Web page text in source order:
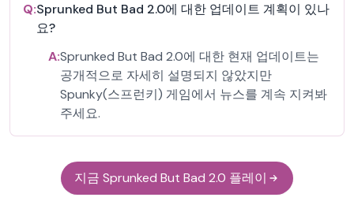
Q:Sprunked But Bad 2.0에 대한 업데이트 계획이 있나
요?
A:Sprunked But Bad 2.0에 대한 현재 업데이트는
공개적으로 자세히 설명되지 않았지만
Spunky(스프런키) 게임에서 뉴스를 계속 지켜봐
주세요.
지금 Sprunked But Bad 2.0 플레이